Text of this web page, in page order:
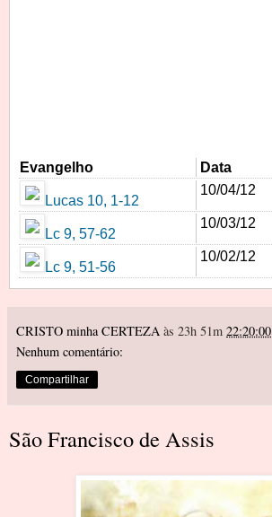
Evangelho Data
Lucas 10, 1-12
10/04/12
Lc 9, 57-62
10/03/12
Lc 9, 51-56
10/02/12
CRISTO minha CERTEZA às 23h 51m 22:20:00
Nenhum comentário:
Compartilhar
São Francisco de Assis